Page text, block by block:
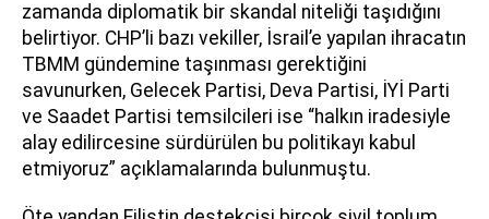
zamanda diplomatik bir skandal niteliği taşıdığını
belirtiyor. CHP’li bazı vekiller, İsrail’e yapılan ihracatın
TBMM gündemine taşınması gerektiğini
savunurken, Gelecek Partisi, Deva Partisi, İYİ Parti
ve Saadet Partisi temsilcileri ise “halkın iradesiyle
alay edilircesine sürdürülen bu politikayı kabul
etmiyoruz” açıklamalarında bulunmuştu.